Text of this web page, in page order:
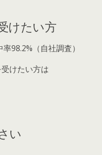
けたい方
98.2%（自社調査）
けたい方は
い